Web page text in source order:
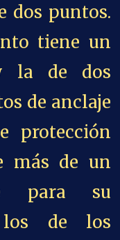
dos puntos.
tiene un
la de dos
de anclaje
protección
más de un
para su
los de los